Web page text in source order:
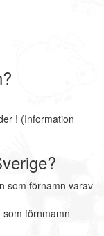
! (Information
som förnamn varav
förnmamn